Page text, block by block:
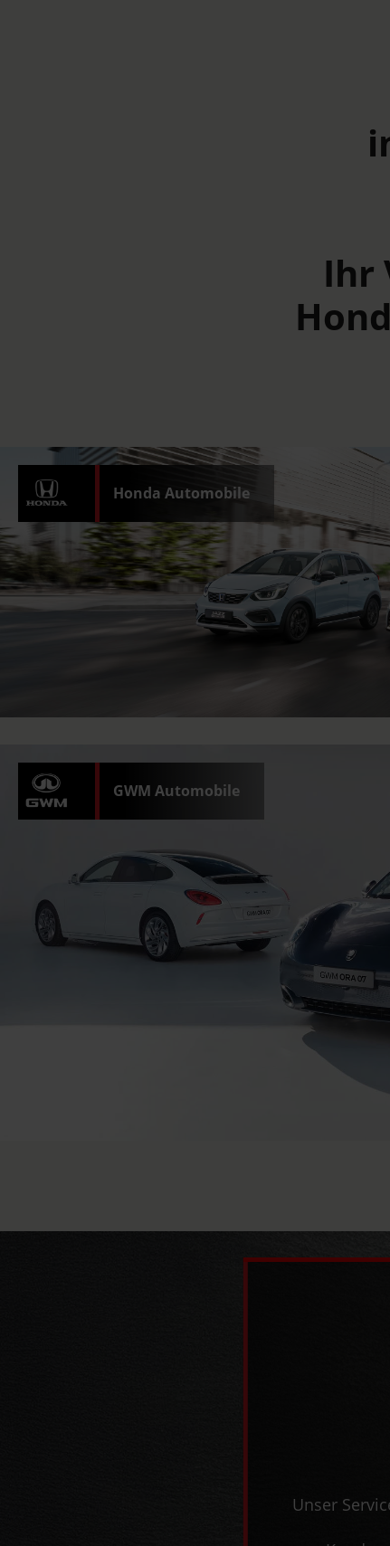
Ihr
Honda Automobile
GWM Automobile
Unser